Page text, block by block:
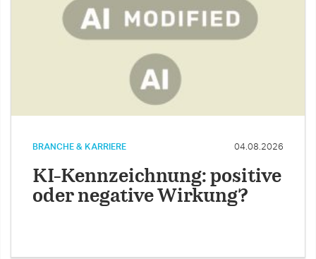
BRANCHE & KARRIERE 04.08.2026
KI-Kennzeichnung: positive
oder negative Wirkung?